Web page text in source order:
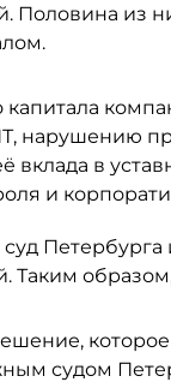
Половина из
капитала
нарушению
вклада в
и
Петербурга
Таким
судом